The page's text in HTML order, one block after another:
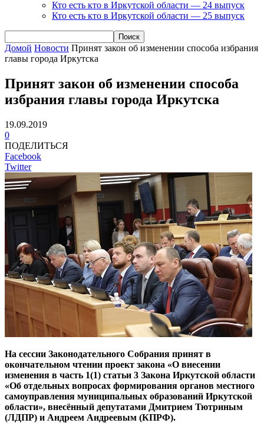
Кто есть кто в Иркутской области — 24 выпуск
Кто есть кто в Иркутской области — 25 выпуск
Домой Новости Принят закон об изменении способа избрания
главы города Иркутска
Принят закон об изменении способа
избрания главы города Иркутска
19.09.2019
0
ПОДЕЛИТЬСЯ
Facebook
Twitter
На сессии Законодательного Собрания принят в
окончательном чтении проект закона «О внесении
изменения в часть 1(1) статьи 3 Закона Иркутской области
«Об отдельных вопросах формирования органов местного
самоуправления муниципальных образований Иркутской
области», внесённый депутатами Дмитрием Тютриным
(ЛДПР) и Андреем Андреевым (КПРФ).